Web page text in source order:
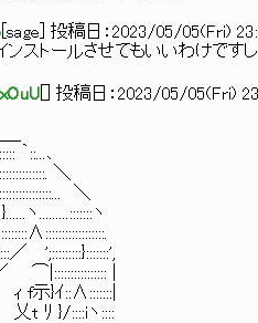
sage ] 投稿日： 2023/05/05(Fri)
ストールさせてもいいわけです
] 投稿日： 2023/05/05(Fri)
､
＼
＼
.........:::::::ヽ
';:::::::::}:::::::',
|
}ｲ::∧:::::::|
ﾘ }/::::iヽ::::